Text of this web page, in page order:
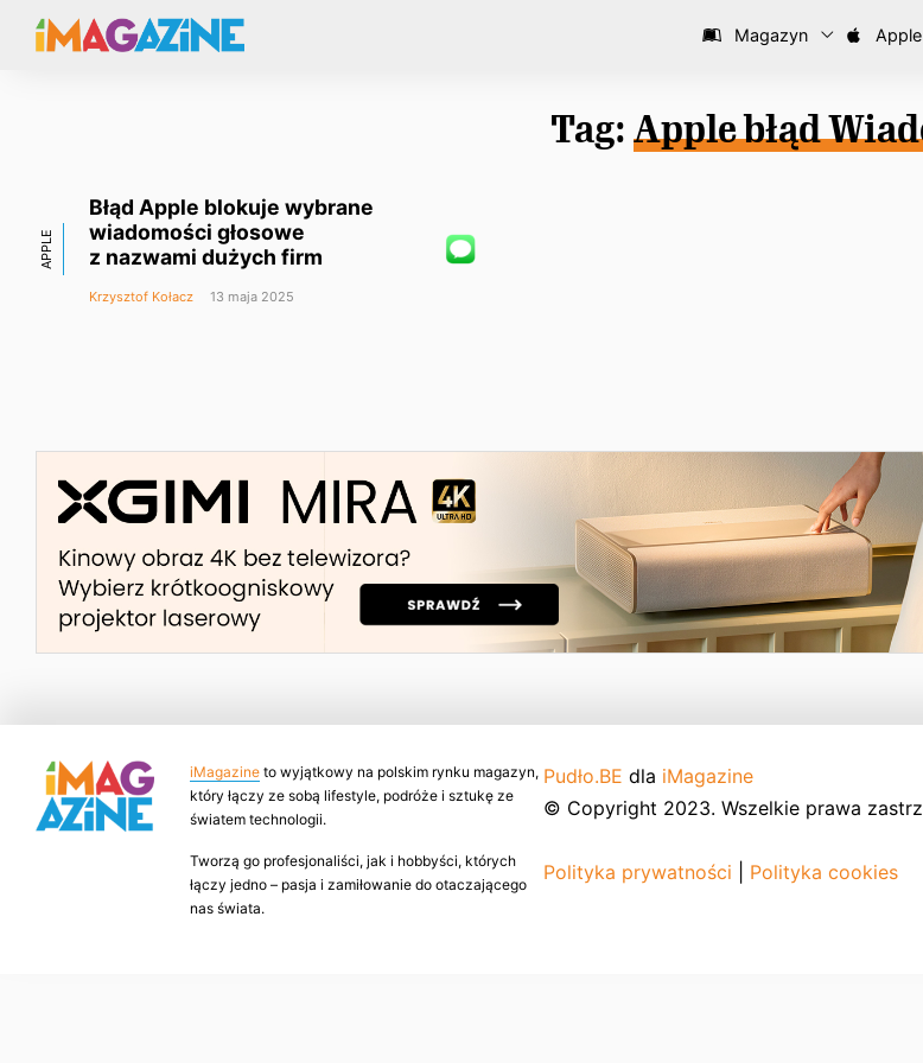
Magazyn Apple
Tag: Apple błąd
APPLE
Błąd Apple blokuje wybrane
wiadomości głosowe
z nazwami dużych firm
Krzysztof Kołacz 13 maja 2025
iMagazine to wyjątkowy na polskim rynku magazyn,
który łączy ze sobą lifestyle, podróże i sztukę ze
światem technologii.
Tworzą go profesjonaliści, jak i hobbyści, których
łączy jedno – pasja i zamiłowanie do otaczającego
nas świata.
Pudło.BE dla iMagazine
© Copyright 2023. Wszelkie prawa
Polityka prywatności Polityka cookies